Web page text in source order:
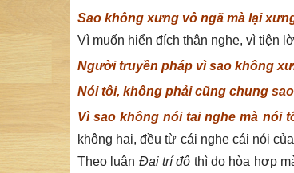
Sao không xưng vô ngã mà lại
Vì muốn hiển đích thân nghe, vì tiện
Người truyền pháp vì sao không
Nói tôi, không phải cũng chung
Vì sao không nói tai nghe mà nói
không hai, đều từ cái nghe cái nói
Theo luận Đại trí độ thì do hòa hợp